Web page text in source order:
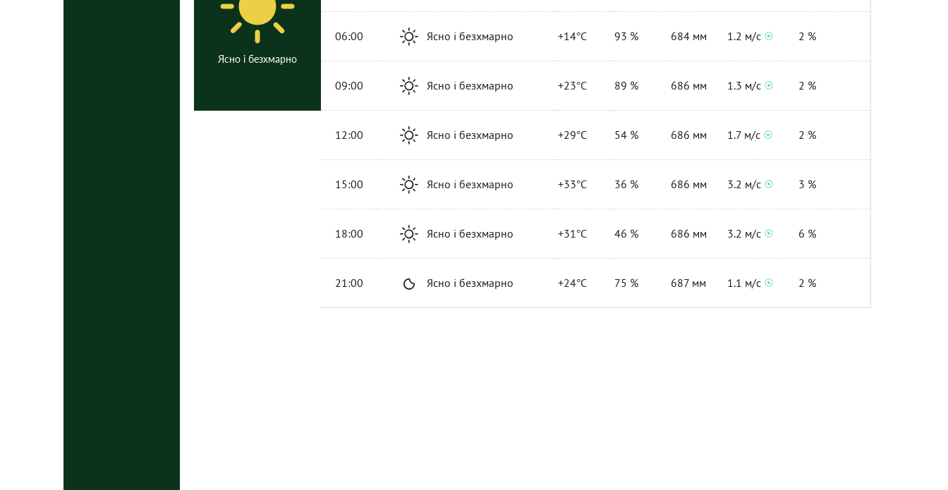
Ясно і безхмарно
06:00 Ясно і безхмарно +14°C 93 % 684 мм 1.2 м/с 2 %
09:00 Ясно і безхмарно +23°C 89 % 686 мм 1.3 м/с 2 %
12:00 Ясно і безхмарно +29°C 54 % 686 мм 1.7 м/с 2 %
15:00 Ясно і безхмарно +33°C 36 % 686 мм 3.2 м/с 3 %
18:00 Ясно і безхмарно +31°C 46 % 686 мм 3.2 м/с 6 %
21:00 Ясно і безхмарно +24°C 75 % 687 мм 1.1 м/с 2 %